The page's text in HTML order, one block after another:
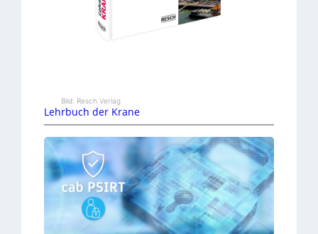
Bild: Resch Verlag
Lehrbuch der Krane